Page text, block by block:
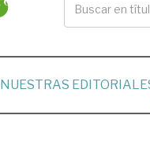
NUESTRAS